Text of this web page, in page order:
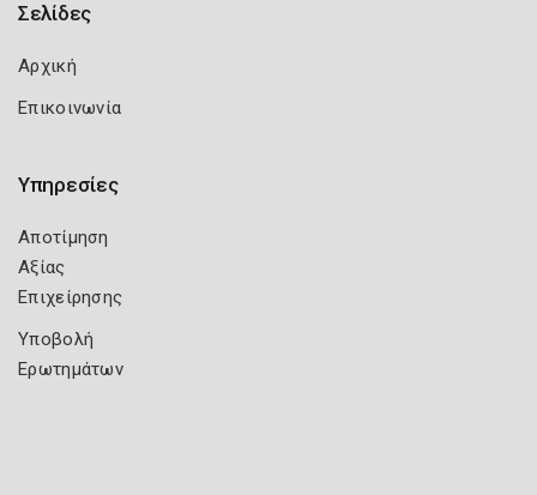
Σελίδες
Αρχική
Επικοινωνία
Υπηρεσίες
Αποτίμηση
Αξίας
Επιχείρησης
Υποβολή
Ερωτημάτων